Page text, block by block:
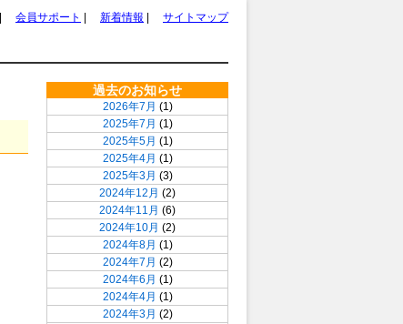
会員サポート 新着情報 サイトマップ
過去のお知らせ
2026年7月 (1)
2025年7月 (1)
2025年5月 (1)
2025年4月 (1)
2025年3月 (3)
2024年12月 (2)
2024年11月 (6)
2024年10月 (2)
2024年8月 (1)
2024年7月 (2)
2024年6月 (1)
2024年4月 (1)
2024年3月 (2)